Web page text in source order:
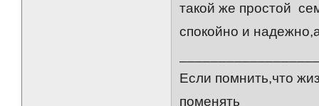
такой же простой
спокойно и
Если помнить,что
поменять